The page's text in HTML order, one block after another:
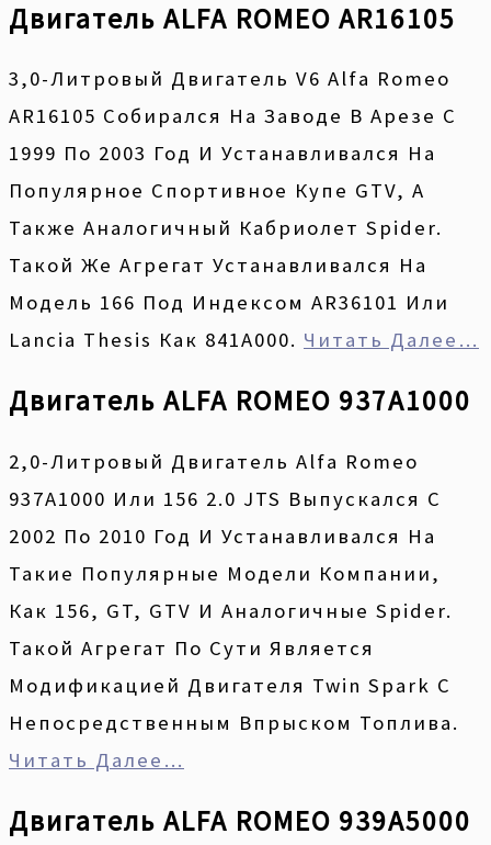
Двигатель ALFA ROMEO AR16105
3,0-Литровый Двигатель V6 Alfa Romeo
AR16105 Собирался На Заводе В Арезе С
1999 По 2003 Год И Устанавливался На
Популярное Спортивное Купе GTV, А
Также Аналогичный Кабриолет Spider.
Такой Же Агрегат Устанавливался На
Модель 166 Под Индексом AR36101 Или
Lancia Thesis Как 841A000. Читать Далее…
Двигатель ALFA ROMEO 937A1000
2,0-Литровый Двигатель Alfa Romeo
937A1000 Или 156 2.0 JTS Выпускался С
2002 По 2010 Год И Устанавливался На
Такие Популярные Модели Компании,
Как 156, GT, GTV И Аналогичные Spider.
Такой Агрегат По Сути Является
Модификацией Двигателя Twin Spark С
Непосредственным Впрыском Топлива.
Читать Далее…
Двигатель ALFA ROMEO 939A5000